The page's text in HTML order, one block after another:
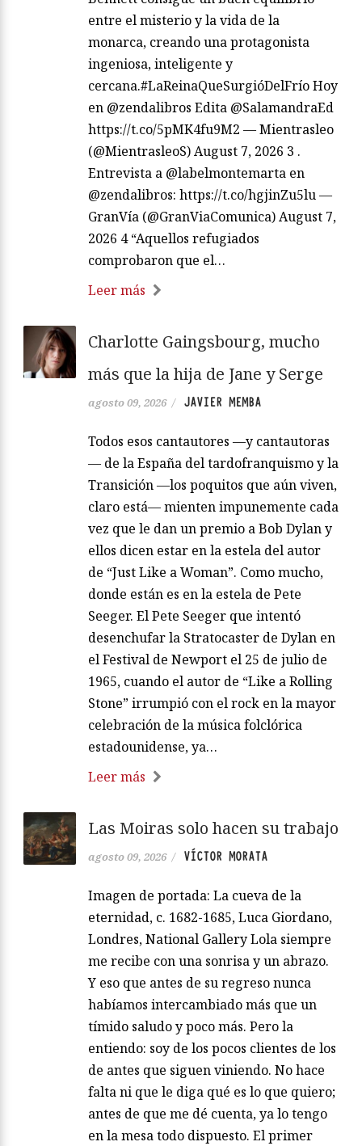
entre el misterio y la vida de la
monarca, creando una protagonista
ingeniosa, inteligente y
cercana.#LaReinaQueSurgióDelFrío Hoy
en @zendalibros Edita @SalamandraEd
https://t.co/5pMK4fu9M2 — Mientrasleo
(@MientrasleoS) August 7, 2026 3 .
Entrevista a @labelmontemarta en
@zendalibros: https://t.co/hgjinZu5lu —
GranVía (@GranViaComunica) August 7,
2026 4 “Aquellos refugiados
comprobaron que el…
Leer más
Charlotte Gaingsbourg, mucho
más que la hija de Jane y Serge
agosto 09, 2026 / JAVIER MEMBA
Todos esos cantautores —y cantautoras
— de la España del tardofranquismo y la
Transición —los poquitos que aún viven,
claro está— mienten impunemente cada
vez que le dan un premio a Bob Dylan y
ellos dicen estar en la estela del autor
de “Just Like a Woman”. Como mucho,
donde están es en la estela de Pete
Seeger. El Pete Seeger que intentó
desenchufar la Stratocaster de Dylan en
el Festival de Newport el 25 de julio de
1965, cuando el autor de “Like a Rolling
Stone” irrumpió con el rock en la mayor
celebración de la música folclórica
estadounidense, ya…
Leer más
Las Moiras solo hacen su trabajo
agosto 09, 2026 / VÍCTOR MORATA
Imagen de portada: La cueva de la
eternidad, c. 1682-1685, Luca Giordano,
Londres, National Gallery Lola siempre
me recibe con una sonrisa y un abrazo.
Y eso que antes de su regreso nunca
habíamos intercambiado más que un
tímido saludo y poco más. Pero la
entiendo: soy de los pocos clientes de los
de antes que siguen viniendo. No hace
falta ni que le diga qué es lo que quiero;
antes de que me dé cuenta, ya lo tengo
en la mesa todo dispuesto. El primer